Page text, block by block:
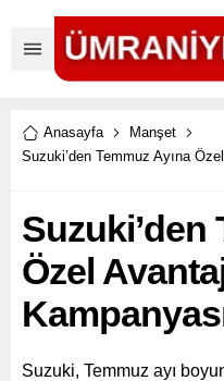
Anasayfa
Manşet
Suzuki’den Temmuz Ayına
Suzuki’den
Özel
Suzuki, Temmuz ayı